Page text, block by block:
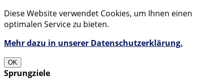
Diese Website verwendet Cookies, um Ihnen einen
optimalen Service zu bieten.
Mehr dazu in unserer Datenschutzerklärung.
OK
Sprungziele